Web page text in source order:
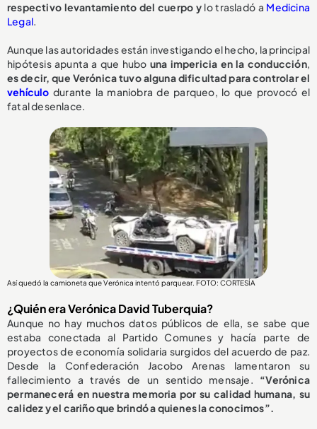
respectivo levantamiento del cuerpo y lo trasladó a Medicina
Legal.
Aunque las autoridades están investigando el hecho, la principal
hipótesis apunta a que hubo una impericia en la conducción,
es decir, que Verónica tuvo alguna dificultad para controlar el
vehículo durante la maniobra de parqueo, lo que provocó el
fatal desenlace.
Así quedó la camioneta que Verónica intentó parquear. FOTO: CORTESÍA
¿Quién era Verónica David Tuberquia?
Aunque no hay muchos datos públicos de ella, se sabe que
estaba conectada al Partido Comunes y hacía parte de
proyectos de economía solidaria surgidos del acuerdo de paz.
Desde la Confederación Jacobo Arenas lamentaron su
fallecimiento a través de un sentido mensaje. “Verónica
permanecerá en nuestra memoria por su calidad humana, su
calidez y el cariño que brindó a quienes la conocimos”.